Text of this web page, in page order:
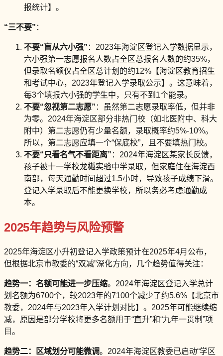
报统计】。
“三不要” ：
不要“盲从六小强” ：2023年海淀区登记入学数据显示，
六小强第一志愿报名人数占全区总报名人数的约35%，
但录取名额仅占全区总计划的约12%【海淀区教育招生
和考试中心，2023年登记入学录取公示】。这意味着，
每3个填报六小强的学生中，只有不到1个能录。
不要“忽视第二志愿” ：虽然第二志愿录取率低，但并非
为零。2024年海淀区部分非热门校（如北医附中、科大
附中）第二志愿仍有少量名额，录取概率约5%-10%。
所以，第二志愿应填一个“保底校”，且不要填热门校。
不要“只看名气不看距离” ：2024年海淀区某家长反馈，
孩子被十一学校龙樾实验中学录取，但家庭住在海淀西
南部，每天通勤时间超过1.5小时，导致孩子成绩下滑。
登记入学录取后不能更换学校，所以务必考虑通勤成
本。
2025年趋势与风险预警
2025年海淀区小升初登记入学政策预计在2025年4月公布，
但根据北京市教委的“双减”深化方向，几个趋势值得关注：
趋势一：名额可能进一步压缩。2024年海淀区登记入学总计
划名额为6700个，较2023年的7100个减少了约5.6%【北京市
教委，2024年与2023年入学计划对比】。2025年可能继续缩
减，原因是部分学校将更多名额用于“直升”和“九年一贯制”项
目。
趋势二：区域划分可能微调。2024年海淀区教委已启动“学区